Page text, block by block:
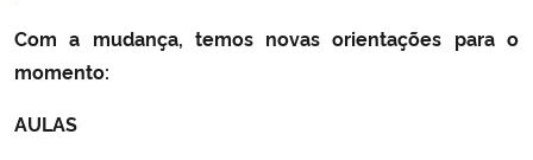
Ministério do Desenvolvimento Regional
Controladoria-Geral da União
Com a mudança, temos novas orientações para o
momento:
AULAS